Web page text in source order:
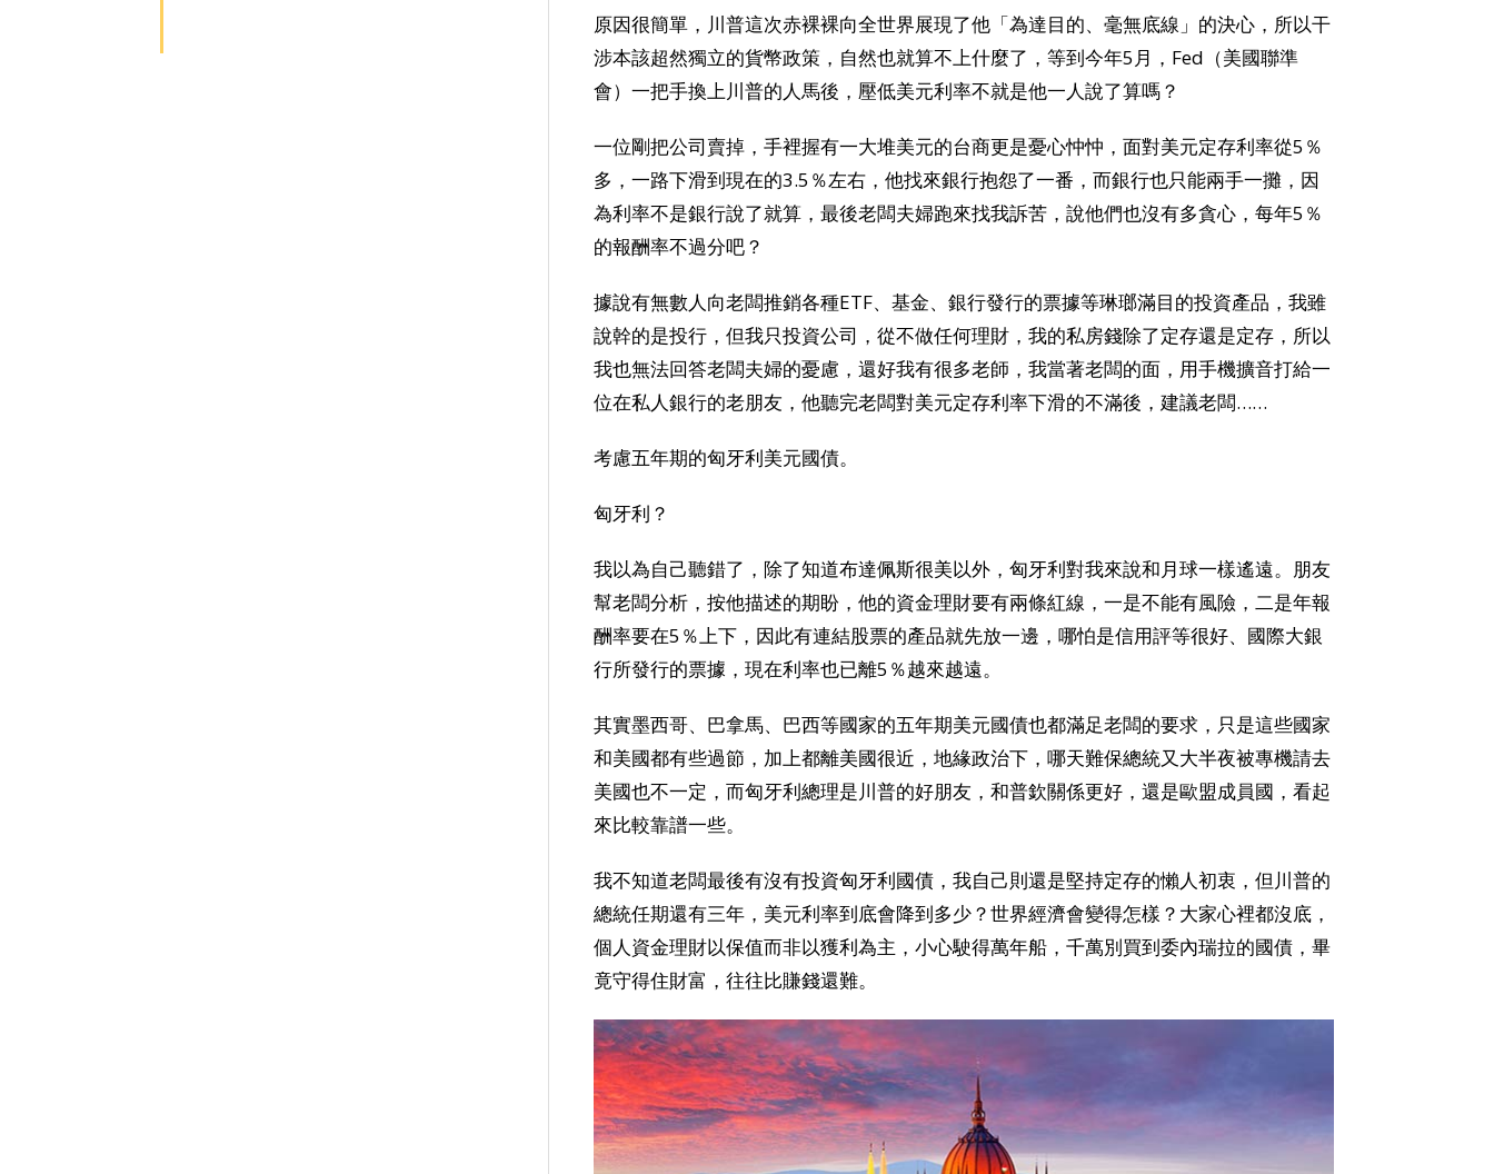
原因很簡單，川普這次赤裸裸向全世界展現了他「為達目的、毫無底線」的決心，所以干
涉本該超然獨立的貨幣政策，自然也就算不上什麼了，等到今年5月，Fed（美國聯準
會）一把手換上川普的人馬後，壓低美元利率不就是他一人說了算嗎？
一位剛把公司賣掉，手裡握有一大堆美元的台商更是憂心忡忡，面對美元定存利率從5％
多，一路下滑到現在的3.5％左右，他找來銀行抱怨了一番，而銀行也只能兩手一攤，因
為利率不是銀行說了就算，最後老闆夫婦跑來找我訴苦，說他們也沒有多貪心，每年5％
的報酬率不過分吧？
據說有無數人向老闆推銷各種ETF、基金、銀行發行的票據等琳瑯滿目的投資產品，我雖
說幹的是投行，但我只投資公司，從不做任何理財，我的私房錢除了定存還是定存，所以
我也無法回答老闆夫婦的憂慮，還好我有很多老師，我當著老闆的面，用手機擴音打給一
位在私人銀行的老朋友，他聽完老闆對美元定存利率下滑的不滿後，建議老闆……
考慮五年期的匈牙利美元國債。
匈牙利？
我以為自己聽錯了，除了知道布達佩斯很美以外，匈牙利對我來說和月球一樣遙遠。朋友
幫老闆分析，按他描述的期盼，他的資金理財要有兩條紅線，一是不能有風險，二是年報
酬率要在5％上下，因此有連結股票的產品就先放一邊，哪怕是信用評等很好、國際大銀
行所發行的票據，現在利率也已離5％越來越遠。
其實墨西哥、巴拿馬、巴西等國家的五年期美元國債也都滿足老闆的要求，只是這些國家
和美國都有些過節，加上都離美國很近，地緣政治下，哪天難保總統又大半夜被專機請去
美國也不一定，而匈牙利總理是川普的好朋友，和普欽關係更好，還是歐盟成員國，看起
來比較靠譜一些。
我不知道老闆最後有沒有投資匈牙利國債，我自己則還是堅持定存的懶人初衷，但川普的
總統任期還有三年，美元利率到底會降到多少？世界經濟會變得怎樣？大家心裡都沒底，
個人資金理財以保值而非以獲利為主，小心駛得萬年船，千萬別買到委內瑞拉的國債，畢
竟守得住財富，往往比賺錢還難。